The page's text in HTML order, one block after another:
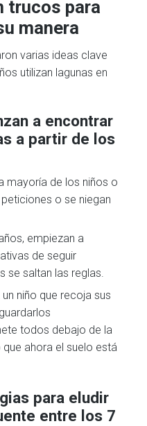
trucos para
manera
varias ideas clave
utilizan lagunas en
a encontrar
a partir de los
mayoría de los niños o
o se niegan
empiezan a
de seguir
se saltan las reglas.
niño que recoja sus
todos debajo de la
ahora el suelo está
para eludir
entre los 7